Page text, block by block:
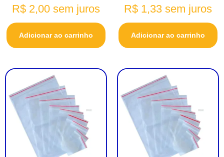
R$ 2,00 sem juros
Adicionar ao carrinho
R$ 1,33 sem juros
Adicionar ao carrinho